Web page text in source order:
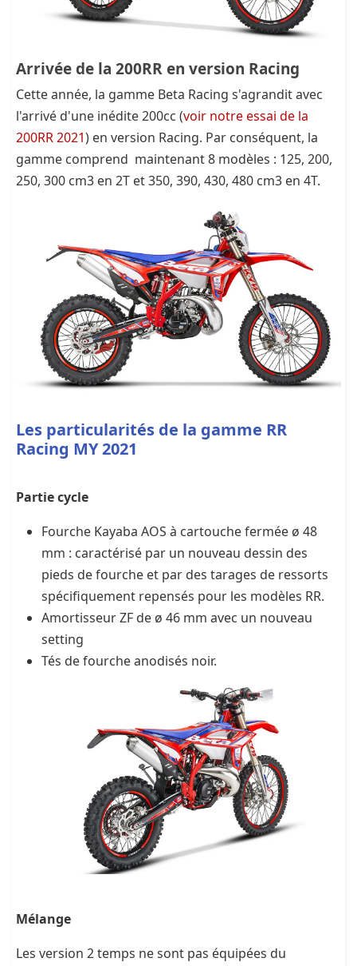
Arrivée de la 200RR en version Racing
Cette année, la gamme Beta Racing s'agrandit avec
l'arrivé d'une inédite 200cc (voir notre essai de la
200RR 2021) en version Racing. Par conséquent, la
gamme comprend maintenant 8 modèles : 125, 200,
250, 300 cm3 en 2T et 350, 390, 430, 480 cm3 en 4T.
Les particularités de la gamme RR
Racing MY 2021
Partie cycle
Fourche Kayaba AOS à cartouche fermée ø 48
mm : caractérisé par un nouveau dessin des
pieds de fourche et par des tarages de ressorts
spécifiquement repensés pour les modèles RR.
Amortisseur ZF de ø 46 mm avec un nouveau
setting
Tés de fourche anodisés noir.
Mélange
Les version 2 temps ne sont pas équipées du